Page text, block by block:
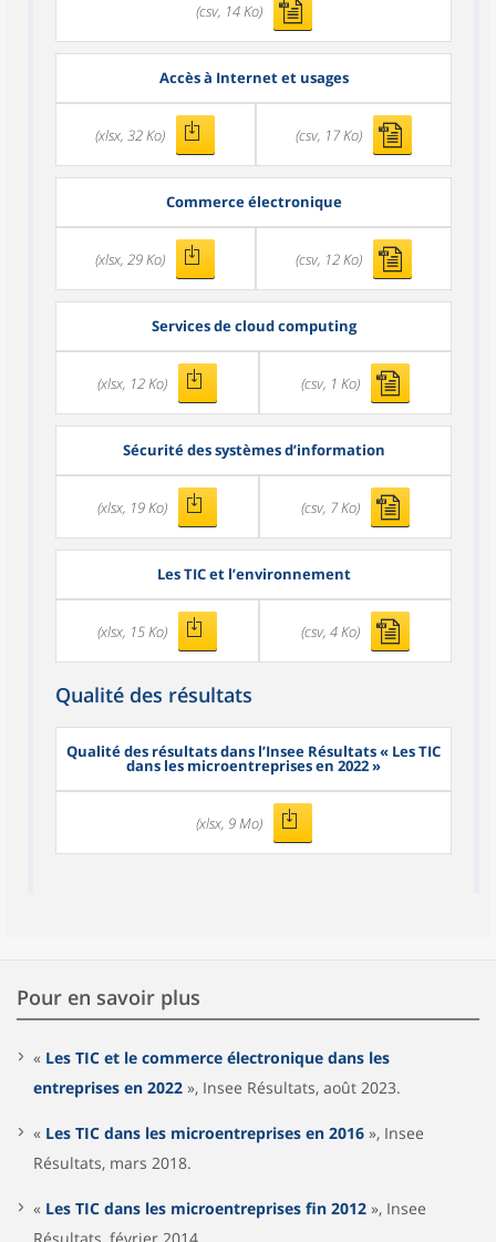
(csv, 14 Ko)
Accès à Internet et usages
(xlsx, 32 Ko) (csv, 17 Ko)
Commerce électronique
(xlsx, 29 Ko) (csv, 12 Ko)
Services de cloud computing
(xlsx, 12 Ko) (csv, 1 Ko)
Sécurité des systèmes d’information
(xlsx, 19 Ko) (csv, 7 Ko)
Les TIC et l’environnement
(xlsx, 15 Ko) (csv, 4 Ko)
Qualité des résultats
Qualité des résultats dans l’Insee Résultats « Les TIC
dans les microentreprises en 2022 »
(xlsx, 9 Mo)
Pour en savoir plus
« Les TIC et le commerce électronique dans les
entreprises en 2022 », Insee Résultats, août 2023.
« Les TIC dans les microentreprises en 2016 », Insee
Résultats, mars 2018.
« Les TIC dans les microentreprises fin 2012 », Insee